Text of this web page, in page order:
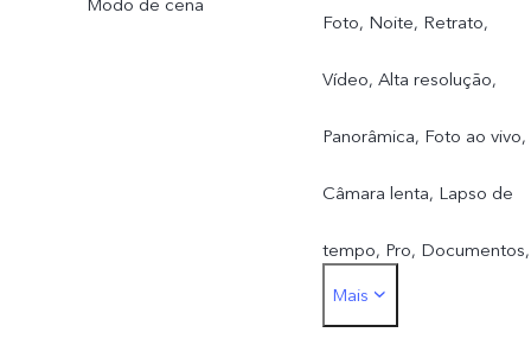
Foto, Noite, Retrato,
Vídeo, Alta resolução,
Panorâmica, Foto ao vivo,
Câmara lenta, Lapso de
tempo, Pro, Documentos,
Dupla exposição
Mais